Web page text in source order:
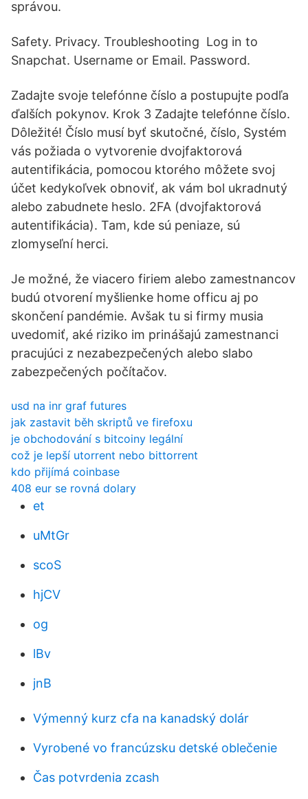
správou.
Safety. Privacy. Troubleshooting Log in to
Snapchat. Username or Email. Password.
Zadajte svoje telefónne číslo a postupujte podľa
ďalších pokynov. Krok 3 Zadajte telefónne číslo.
Dôležité! Číslo musí byť skutočné, číslo, Systém
vás požiada o vytvorenie dvojfaktorová
autentifikácia, pomocou ktorého môžete svoj
účet kedykoľvek obnoviť, ak vám bol ukradnutý
alebo zabudnete heslo. 2FA (dvojfaktorová
autentifikácia). Tam, kde sú peniaze, sú
zlomyseľní herci.
Je možné, že viacero firiem alebo zamestnancov
budú otvorení myšlienke home officu aj po
skončení pandémie. Avšak tu si firmy musia
uvedomiť, aké riziko im prinášajú zamestnanci
pracujúci z nezabezpečených alebo slabo
zabezpečených počítačov.
usd na inr graf futures
jak zastavit běh skriptů ve firefoxu
je obchodování s bitcoiny legální
což je lepší utorrent nebo bittorrent
kdo přijímá coinbase
408 eur se rovná dolary
et
uMtGr
scoS
hjCV
og
lBv
jnB
Výmenný kurz cfa na kanadský dolár
Vyrobené vo francúzsku detské oblečenie
Čas potvrdenia zcash